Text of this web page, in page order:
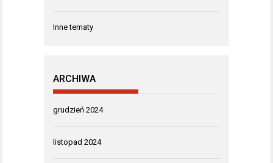
Inne tematy
ARCHIWA
grudzień 2024
listopad 2024